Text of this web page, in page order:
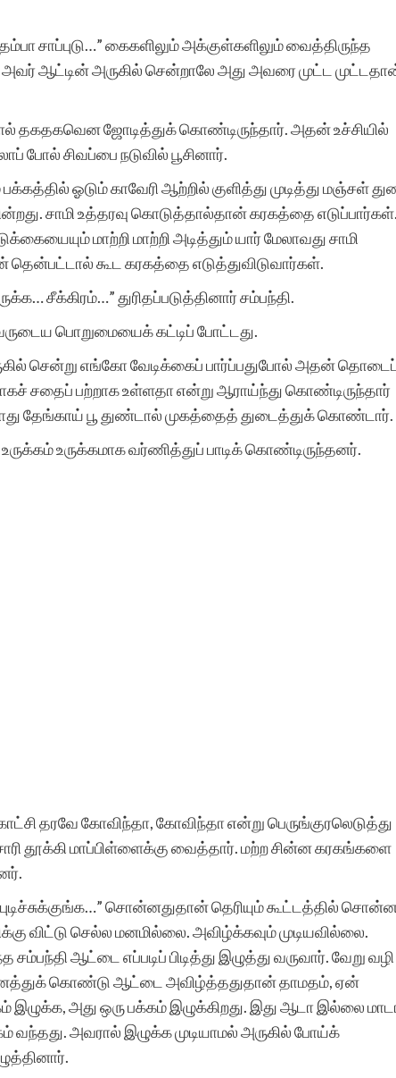
சாப்புடு…” கைகளிலும் அக்குள்களிலும் வைத்திருந்த
ஆட்டின் அருகில் சென்றாலே அது அவரை முட்ட
தகதகவென ஜோடித்துக் கொண்டிருந்தார். அதன் உச்சியில்
போல் சிவப்பை நடுவில் பூசினார்.
ஓடும் காவேரி ஆற்றில் குளித்து முடித்து மஞ்சள்
நின்றது. சாமி உத்தரவு கொடுத்தால்தான் கரகத்தை எடுப்பார்கள்.
மாற்றி மாற்றி அடித்தும் யார் மேலாவது சாமி
கூட கரகத்தை எடுத்துவிடுவார்கள்.
சீக்கிரம்…” துரிதப்படுத்தினார் சம்பந்தி.
பொறுமையைக் கட்டிப் போட்டது.
சென்று எங்கோ வேடிக்கைப் பார்ப்பதுபோல் அதன்
சதைப் பற்றாக உள்ளதா என்று ஆராய்ந்து கொண்டிருந்தார்
தேங்காய் பூ துண்டால் முகத்தைத் துடைத்துக் கொண்டார்.
உருக்கம் உருக்கமாக வர்ணித்துப் பாடிக் கொண்டிருந்தனர்.
தரவே கோவிந்தா, கோவிந்தா என்று பெருங்குரலெடுத்து
தூக்கி மாப்பிள்ளைக்கு வைத்தார். மற்ற சின்ன கரகங்களை
சொன்னதுதான் தெரியும் கூட்டத்தில்
விட்டு செல்ல மனமில்லை. அவிழ்க்கவும் முடியவில்லை.
ஆட்டை எப்படிப் பிடித்து இழுத்து வருவார். வேறு வழி
கொண்டு ஆட்டை அவிழ்த்ததுதான் தாமதம், ஏன்
அது ஒரு பக்கம் இழுக்கிறது. இது ஆடா இல்லை
வந்தது. அவரால் இழுக்க முடியாமல் அருகில் போய்க்
சுயமாக ஏற்படும்
எண்ணங்கள் தவிர
மனிதர்களுக்கு
அனுபவங்கள் மூலம்
எண்ணங்களையும்,
பதியும் அளவுக்கு சில
நினைவுகளையும்
உண்டாக்குகிறது.
ஆதரவு அளித்து ஒரு
இணையதள மேடை
அமைத்து தந்திருக்கும்
‘சிறுகதை.காம்’
அதற்கு துணை
அத்துணை பேருக்கும்
மனமார்ந்த நன்றிகள் பல.